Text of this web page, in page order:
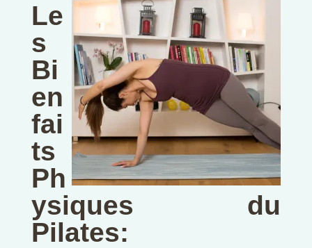
Le
s
Bi
en
fai
ts
Ph
ysiques du
Pilates: